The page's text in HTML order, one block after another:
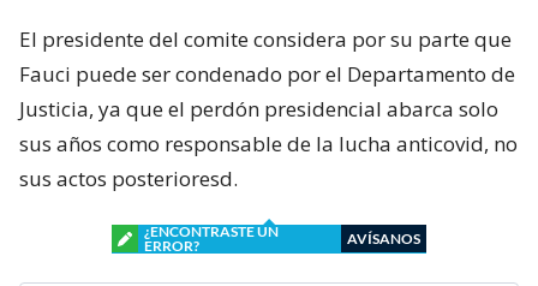
El presidente del comite considera por su parte que
Fauci puede ser condenado por el Departamento de
Justicia, ya que el perdón presidencial abarca solo
sus años como responsable de la lucha anticovid, no
sus actos posterioresd.
¿ENCONTRASTE UN
ERROR?
AVÍSANOS